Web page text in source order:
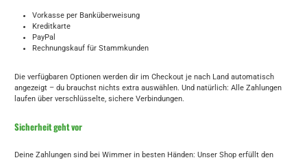
Vorkasse per Banküberweisung
Kreditkarte
PayPal
Rechnungskauf für Stammkunden
Die verfügbaren Optionen werden dir im Checkout je nach Land automatisch
angezeigt – du brauchst nichts extra auswählen. Und natürlich: Alle Zahlungen
laufen über verschlüsselte, sichere Verbindungen.
Sicherheit geht vor
Deine Zahlungen sind bei Wimmer in besten Händen: Unser Shop erfüllt den